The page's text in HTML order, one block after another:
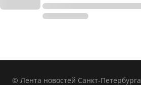
© Лента новостей Санкт-Петербурга